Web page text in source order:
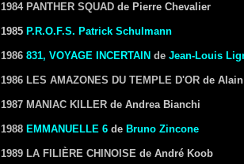
1984 PANTHER SQUAD de Pierre Chevalier
1985 P.R.O.F.S. Patrick Schulmann
1986 831, VOYAGE INCERTAIN de Jean-Louis
1986 LES AMAZONES DU TEMPLE D'OR de
1987 MANIAC KILLER de Andrea Bianchi
1988 EMMANUELLE 6 de Bruno Zincone
1989 LA FILIÈRE CHINOISE de André Koob